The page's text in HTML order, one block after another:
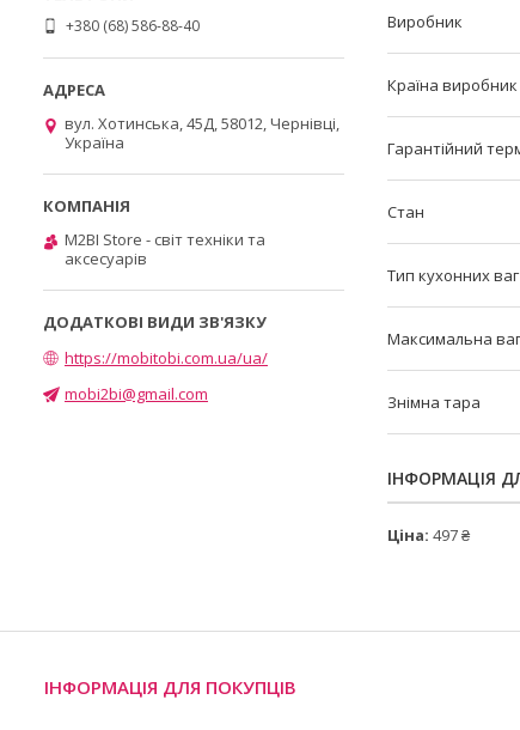
Виробник
Країна виробник
Гарантійний
Стан
Тип кухонних ваг
Максимальна
Знімна тара
ІНФОРМАЦІЯ
Ціна: 497 ₴
+380 (68) 586-88-40
вул. Хотинська, 45Д, 58012, Чернівці,
Україна
M2BI Store - світ техніки та
аксесуарів
https://mobitobi.com.ua/ua/
mobi2bi@gmail.com
ІНФОРМАЦІЯ ДЛЯ ПОКУПЦІВ